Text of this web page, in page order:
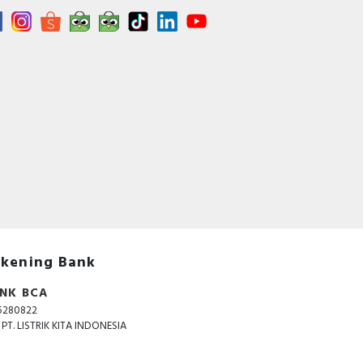
to
Bank
BCA
LISTRIK KITA INDONESIA